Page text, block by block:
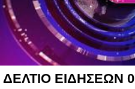
ΔΕΛΤΙΟ ΕΙΔΗΣΕΩΝ